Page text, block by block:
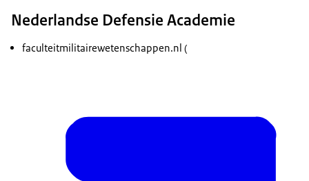
Nederlandse Defensie Academie
faculteitmilitairewetenschappen.nl (